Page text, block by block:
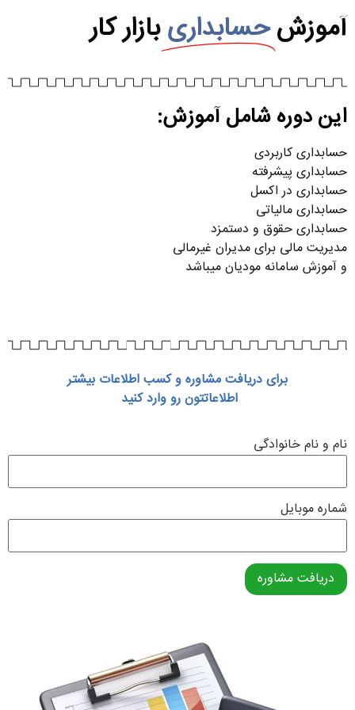
آموزشحسابداریبازار کار
این دوره شامل آموزش:
حسابداری کاربردی
حسابداری پیشرفته
حسابداری در اکسل
حسابداری مالیاتی
حسابداری حقوق و دستمزد
مدیریت مالی برای مدیران غیرمالی
و آموزش سامانه مودیان میباشد
برای دریافت مشاوره و کسب اطلاعات بیشتر
اطلاعاتتون رو وارد کنید
نام و نام خانوادگی
شماره موبایل